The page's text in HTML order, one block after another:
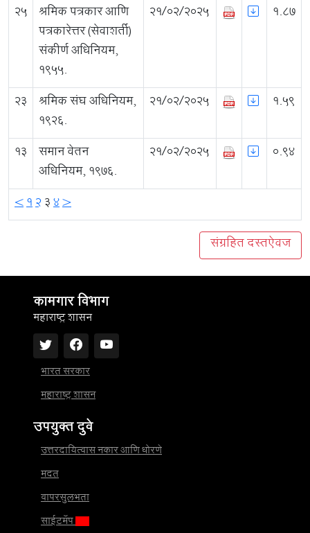
<1234>
25 श्रमिक पत्रकार आणि
पत्रकारेत्तर (सेवाशर्ती)
संकीर्ण अधिनियम,
१९५५.
21/02/2025 1.87
23 श्रमिक संघ अधिनियम,
१९२६.
21/02/2025 1.59
13 समान वेतन
अधिनियम, १९७६.
21/02/2025 0.94
संग्रहित दस्तऐवज
कामगार विभाग
महाराष्ट्र शासन
भारत सरकार
महाराष्ट्र शासन
उपयुक्त दुवे
उत्तरदायित्वास नकार आणि धोरणे
मदत
वापरसुलभता
साईटमॅप